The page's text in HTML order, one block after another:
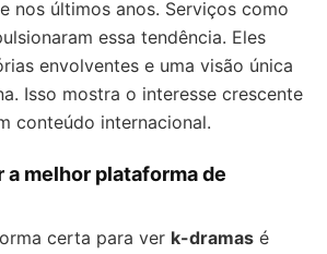
nos últimos anos. Serviços como
essa tendência. Eles
envolventes e uma visão única
Isso mostra o interesse crescente
conteúdo internacional.
a melhor plataforma de
certa para ver k-dramas é